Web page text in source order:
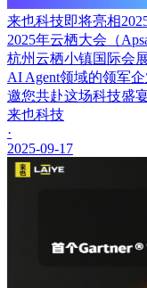
来也科技即将亮相
2025年云栖大会（
杭州云栖小镇国际会
AI Agent领域的领军
邀您共赴这场科技盛宴
来也科技
·
2025-09-17